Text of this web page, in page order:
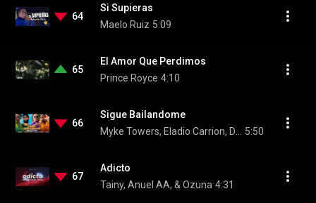
64
Si Supieras
Maelo Ruiz 5:09
65
El Amor Que Perdimos
Prince Royce 4:10
66
Sigue Bailandome
5:50
67
Adicto
Tainy, Anuel AA, & Ozuna 4:31